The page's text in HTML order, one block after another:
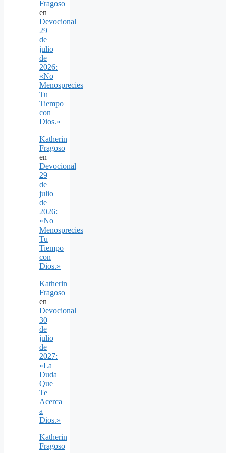
Fragoso
en
Devocional
29
de
julio
de
2026:
«No
Menosprecies
Tu
Tiempo
con
Dios.»
Katherin
Fragoso
en
Devocional
29
de
julio
de
2026:
«No
Menosprecies
Tu
Tiempo
con
Dios.»
Katherin
Fragoso
en
Devocional
30
de
julio
de
2027:
«La
Duda
Que
Te
Acerca
a
Dios.»
Katherin
Fragoso